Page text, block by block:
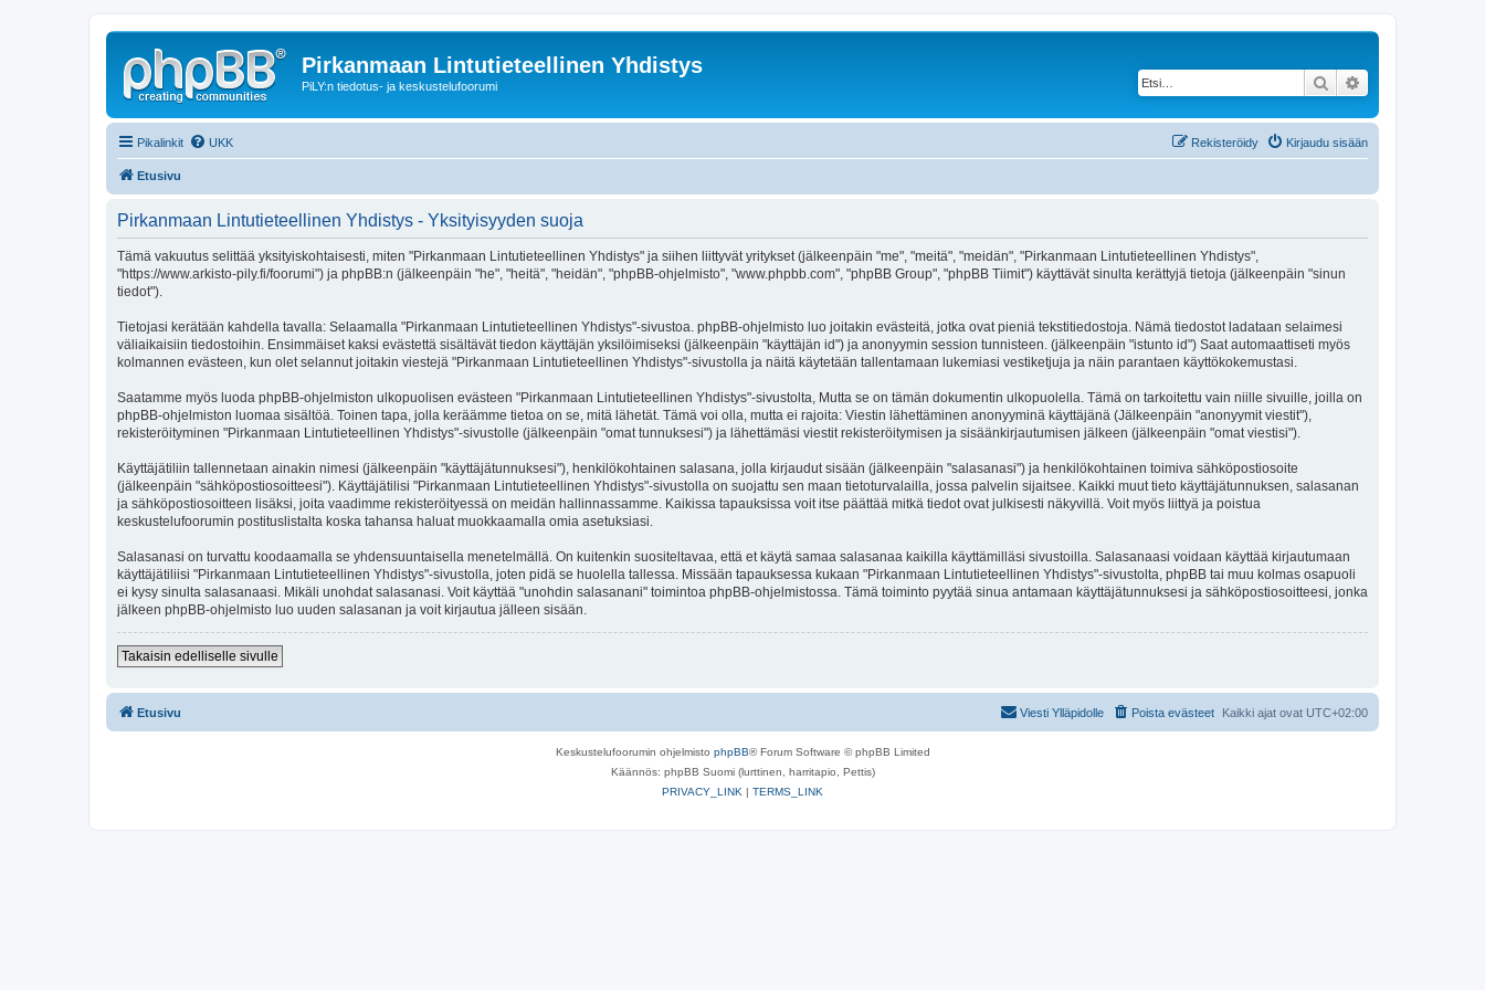
Pirkanmaan Lintutieteellinen Yhdistys
PiLY:n tiedotus- ja keskustelufoorumi Etsi
Pikalinkit UKK Kirjaudu sisään
Rekisteröidy
Etusivu
Pirkanmaan Lintutieteellinen Yhdistys - Yksityisyyden suoja
Tämä vakuutus selittää yksityiskohtaisesti, miten "Pirkanmaan Lintutieteellinen Yhdistys" ja siihen liittyvät yritykset (jälkeenpäin "me", "meitä", "meidän", "Pirkanmaan Lintutieteellinen Yhdistys",
"https://www.arkisto-pily.fi/foorumi") ja phpBB:n (jälkeenpäin "he", "heitä", "heidän", "phpBB-ohjelmisto", "www.phpbb.com", "phpBB Group", "phpBB Tiimit") käyttävät sinulta kerättyjä tietoja (jälkeenpäin "sinun
tiedot").
Tietojasi kerätään kahdella tavalla: Selaamalla "Pirkanmaan Lintutieteellinen Yhdistys"-sivustoa. phpBB-ohjelmisto luo joitakin evästeitä, jotka ovat pieniä tekstitiedostoja. Nämä tiedostot ladataan selaimesi
väliaikaisiin tiedostoihin. Ensimmäiset kaksi evästettä sisältävät tiedon käyttäjän yksilöimiseksi (jälkeenpäin "käyttäjän id") ja anonyymin session tunnisteen. (jälkeenpäin "istunto id") Saat automaattiseti myös
kolmannen evästeen, kun olet selannut joitakin viestejä "Pirkanmaan Lintutieteellinen Yhdistys"-sivustolla ja näitä käytetään tallentamaan lukemiasi vestiketjuja ja näin parantaen käyttökokemustasi.
Saatamme myös luoda phpBB-ohjelmiston ulkopuolisen evästeen "Pirkanmaan Lintutieteellinen Yhdistys"-sivustolta, Mutta se on tämän dokumentin ulkopuolella. Tämä on tarkoitettu vain niille sivuille, joilla on
phpBB-ohjelmiston luomaa sisältöä. Toinen tapa, jolla keräämme tietoa on se, mitä lähetät. Tämä voi olla, mutta ei rajoita: Viestin lähettäminen anonyyminä käyttäjänä (Jälkeenpäin "anonyymit viestit"),
rekisteröityminen "Pirkanmaan Lintutieteellinen Yhdistys"-sivustolle (jälkeenpäin "omat tunnuksesi") ja lähettämäsi viestit rekisteröitymisen ja sisäänkirjautumisen jälkeen (jälkeenpäin "omat viestisi").
Käyttäjätiliin tallennetaan ainakin nimesi (jälkeenpäin "käyttäjätunnuksesi"), henkilökohtainen salasana, jolla kirjaudut sisään (jälkeenpäin "salasanasi") ja henkilökohtainen toimiva sähköpostiosoite
(jälkeenpäin "sähköpostiosoitteesi"). Käyttäjätilisi "Pirkanmaan Lintutieteellinen Yhdistys"-sivustolla on suojattu sen maan tietoturvalailla, jossa palvelin sijaitsee. Kaikki muut tieto käyttäjätunnuksen, salasanan
ja sähköpostiosoitteen lisäksi, joita vaadimme rekisteröityessä on meidän hallinnassamme. Kaikissa tapauksissa voit itse päättää mitkä tiedot ovat julkisesti näkyvillä. Voit myös liittyä ja poistua
keskustelufoorumin postituslistalta koska tahansa haluat muokkaamalla omia asetuksiasi.
Salasanasi on turvattu koodaamalla se yhdensuuntaisella menetelmällä. On kuitenkin suositeltavaa, että et käytä samaa salasanaa kaikilla käyttämilläsi sivustoilla. Salasanaasi voidaan käyttää kirjautumaan
käyttäjätiliisi "Pirkanmaan Lintutieteellinen Yhdistys"-sivustolla, joten pidä se huolella tallessa. Missään tapauksessa kukaan "Pirkanmaan Lintutieteellinen Yhdistys"-sivustolta, phpBB tai muu kolmas osapuoli
ei kysy sinulta salasanaasi. Mikäli unohdat salasanasi. Voit käyttää "unohdin salasanani" toimintoa phpBB-ohjelmistossa. Tämä toiminto pyytää sinua antamaan käyttäjätunnuksesi ja sähköpostiosoitteesi, jonka
jälkeen phpBB-ohjelmisto luo uuden salasanan ja voit kirjautua jälleen sisään.
Takaisin edelliselle sivulle
Etusivu Kaikki ajat ovat UTC+02:00
Poista evästeet
Viesti Ylläpidolle
Keskustelufoorumin ohjelmisto phpBB® Forum Software © phpBB Limited
Käännös: phpBB Suomi (lurttinen, harritapio, Pettis)
PRIVACY_LINK | TERMS_LINK